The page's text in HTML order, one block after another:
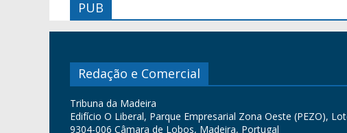
PUB
Redação e Comercial
Tribuna da Madeira
Edifício O Liberal, Parque Empresarial Zona Oeste (PEZO),
9304-006 Câmara de Lobos, Madeira, Portugal